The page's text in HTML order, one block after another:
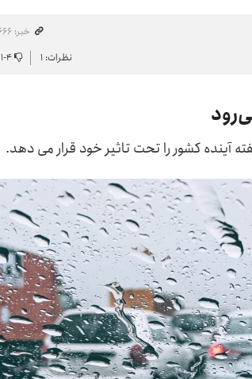
خبر: ۷۱٬۶۶۶
نظرات: ۱ ۴-۱
آینده کشور را تحت تاثیر خود قرار می دهد.